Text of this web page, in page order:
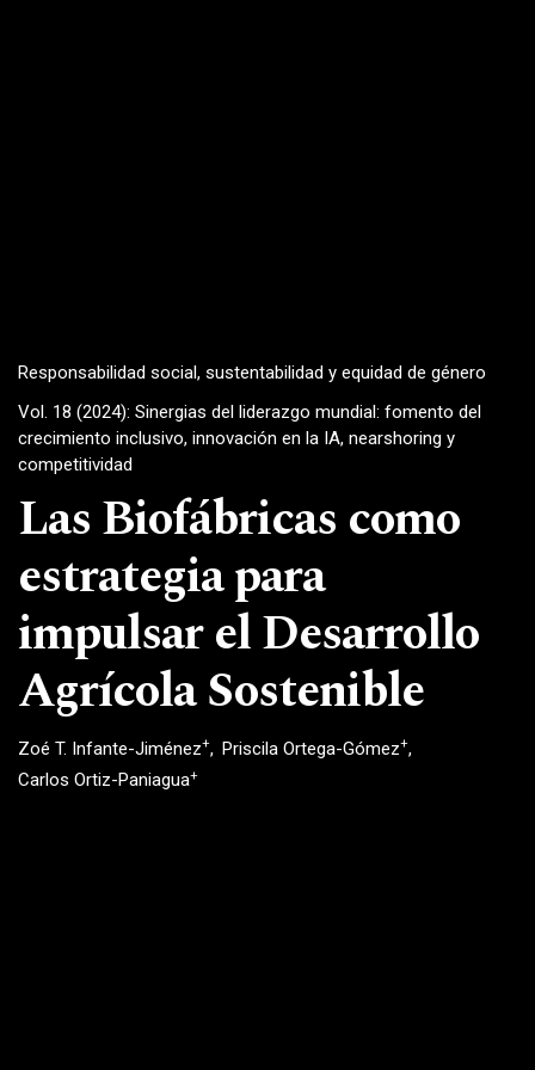
Responsabilidad social, sustentabilidad y equidad de género
Vol. 18 (2024): Sinergias del liderazgo mundial: fomento del
crecimiento inclusivo, innovación en la IA, nearshoring y
competitividad
Las Biofábricas como
estrategia para
impulsar el Desarrollo
Agrícola Sostenible
Zoé T. Infante-Jiménez+ Priscila Ortega-Gómez+
Carlos Ortiz-Paniagua+